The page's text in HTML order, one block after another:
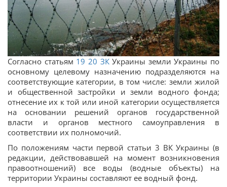
Согласно статьям 19 20 ЗКУкраины земли Украины по
основному целевому назначению подразделяются на
соответствующие категории, в том числе: земли жилой
и общественной застройки и земли водного фонда;
отнесение их к той или иной категории осуществляется
на основании решений органов государственной
власти и органов местного самоуправления в
соответствии их полномочий.
По положениям части первой статьи 3 ВК Украины (в
редакции, действовавшей на момент возникновения
правоотношений) все воды (водные объекты) на
территории Украины составляют ее водный фонд.